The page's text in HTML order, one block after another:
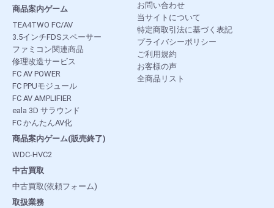
商品案内ゲーム
TEA4TWO FC/AV
3.5インチFDSスペーサー
ファミコン関連商品
修理改造サービス
FC AV POWER
FC PPUモジュール
FC AV AMPLIFIER
eala 3D サラウンド
FC かんたんAV化
商品案内ゲーム(販売終了)
WDC-HVC2
中古買取
中古買取(依頼フォーム)
取扱業務
お問い合わせ
当サイトについて
特定商取引法に基づく表記
プライバシーポリシー
ご利用規約
お客様の声
全商品リスト